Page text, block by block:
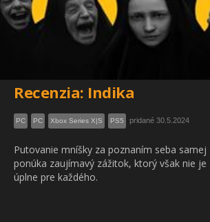
Recenzia: Indika
PC PC Xbox Series X|S PS5 pridané 30.5.2024
Putovanie mníšky za poznaním seba samej
ponúka zaujímavý zážitok, ktorý však nie je
úplne pre každého.